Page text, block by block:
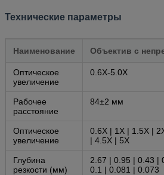
Технические параметры
Наименование Объектив с
Оптическое
увеличение
0.6X-5.0X
Рабочее
расстояние
84±2 мм
Оптическое
увеличение
0.6X | 1X | 1.5X |
| 4.5X | 5X
Глубина
резкости (мм)
2.67 | 0.95 | 0.43 |
0.1 | 0.081 | 0.073